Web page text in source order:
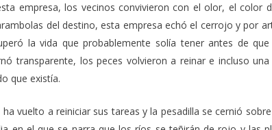
empresa, los vecinos convivieron con el olor, el color
del destino, esta empresa echó el cerrojo y por
la vida que probablemente solía tener antes de
transparente, los peces volvieron a reinar e incluso
que existía.
vuelto a reiniciar sus tareas y la pesadilla se cernió